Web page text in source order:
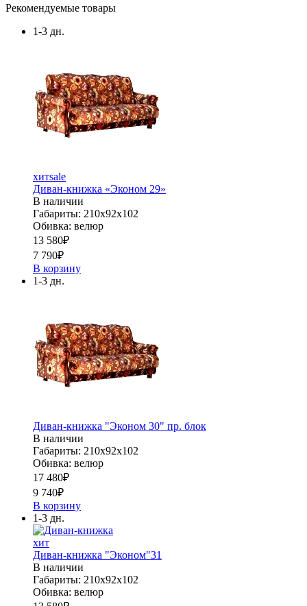
Рекомендуемые товары
1-3 дн.
хитsale
Диван-книжка «Эконом 29»
В наличии
Габариты: 210х92х102
Обивка: велюр
13 580₽
7 790₽
В корзину
1-3 дн.
Диван-книжка "Эконом 30" пр. блок
В наличии
Габариты: 210х92х102
Обивка: велюр
17 480₽
9 740₽
В корзину
1-3 дн.
хит
Диван-книжка "Эконом"31
В наличии
Габариты: 210х92х102
Обивка: велюр